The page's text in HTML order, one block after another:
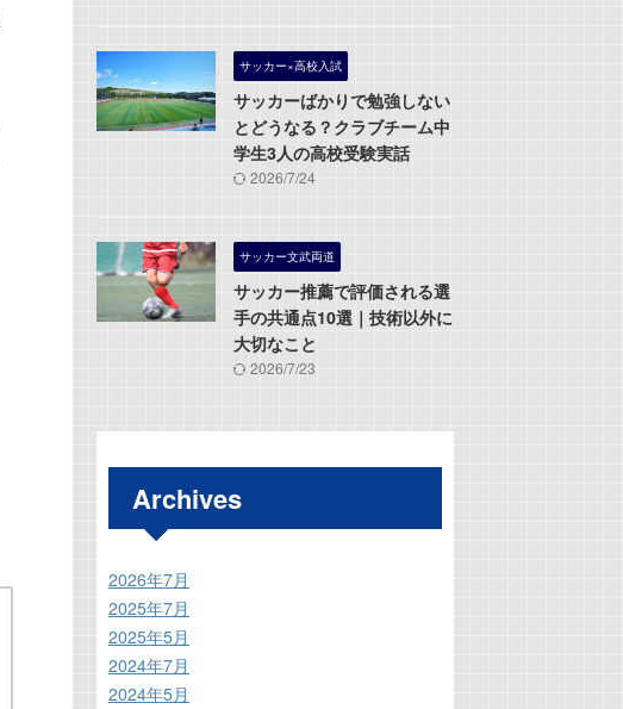
サッカー×高校入試
サッカーばかりで勉強しない
とどうなる？クラブチーム中
学生3人の高校受験実話
2026/7/24
サッカー文武両道
サッカー推薦で評価される選
手の共通点10選｜技術以外に
大切なこと
2026/7/23
Archives
2026年7月
2025年7月
2025年5月
2024年7月
2024年5月